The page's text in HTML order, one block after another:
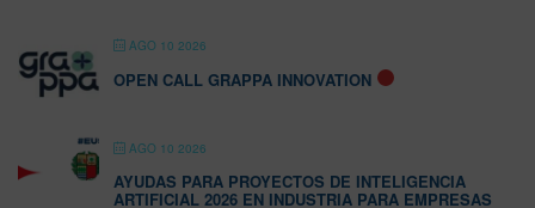
AGO 10 2026
OPEN CALL GRAPPA INNOVATION
AGO 10 2026
AYUDAS PARA PROYECTOS DE INTELIGENCIA
ARTIFICIAL 2026 EN INDUSTRIA PARA EMPRESAS